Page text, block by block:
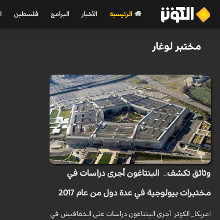
الرئيسية الأخبار البرامج فلسطين
مختبر لوغار
وثائق تكشف.. البنتاغون أجرى دراسات في
مختبرات بيولوجية في عدة دول من عام 2017
امريكا_ الكوثر: أجرى البنتاغون دراسات على الخفافيش في